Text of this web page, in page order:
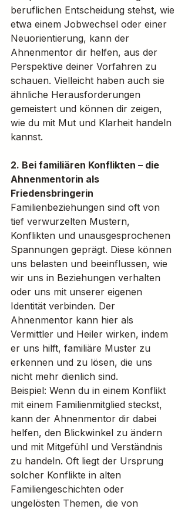
beruflichen Entscheidung stehst, wie
etwa einem Jobwechsel oder einer
Neuorientierung, kann der
Ahnenmentor dir helfen, aus der
Perspektive deiner Vorfahren zu
schauen. Vielleicht haben auch sie
ähnliche Herausforderungen
gemeistert und können dir zeigen,
wie du mit Mut und Klarheit handeln
kannst.
2. Bei familiären Konflikten – die
Ahnenmentorin als
Friedensbringerin
Familienbeziehungen sind oft von
tief verwurzelten Mustern,
Konflikten und unausgesprochenen
Spannungen geprägt. Diese können
uns belasten und beeinflussen, wie
wir uns in Beziehungen verhalten
oder uns mit unserer eigenen
Identität verbinden. Der
Ahnenmentor kann hier als
Vermittler und Heiler wirken, indem
er uns hilft, familiäre Muster zu
erkennen und zu lösen, die uns
nicht mehr dienlich sind.
Beispiel: Wenn du in einem Konflikt
mit einem Familienmitglied steckst,
kann der Ahnenmentor dir dabei
helfen, den Blickwinkel zu ändern
und mit Mitgefühl und Verständnis
zu handeln. Oft liegt der Ursprung
solcher Konflikte in alten
Familiengeschichten oder
ungelösten Themen, die von